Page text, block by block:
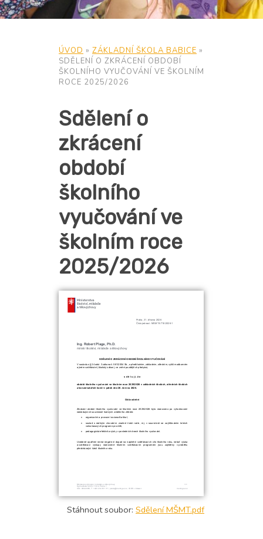
ÚVOD » ZÁKLADNÍ ŠKOLA BABICE »
SDĚLENÍ O ZKRÁCENÍ OBDOBÍ
ŠKOLNÍHO VYUČOVÁNÍ VE ŠKOLNÍM
ROCE 2025/2026
Sdělení o
zkrácení
období
školního
vyučování ve
školním roce
2025/2026
Stáhnout soubor: Sdělení MŠMT.pdf